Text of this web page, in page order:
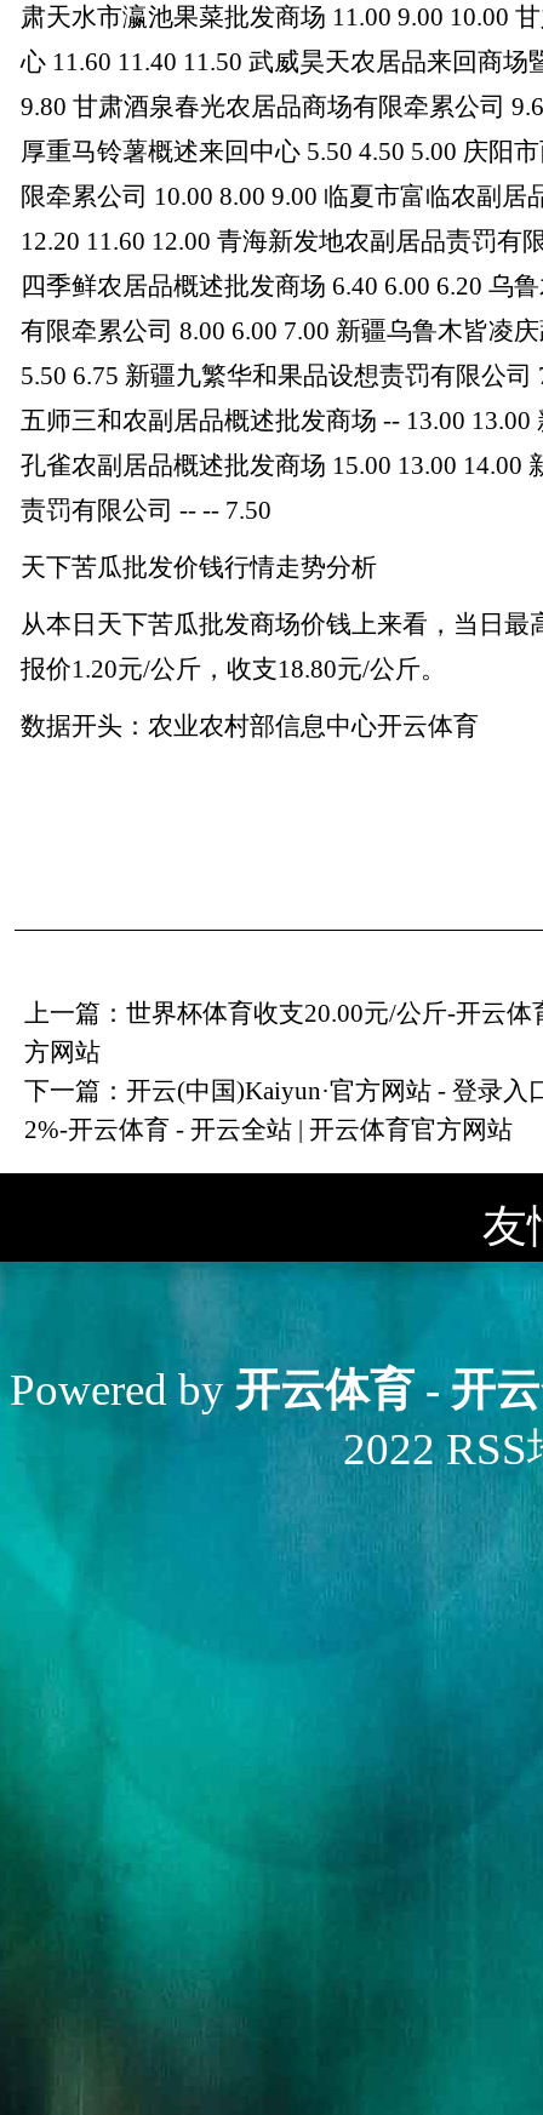
肃天水市瀛池果菜批发商场 11.00 9.00 10.00
心 11.60 11.40 11.50 武威昊天农居品来回商场
9.80 甘肃酒泉春光农居品商场有限牵累公司
厚重马铃薯概述来回中心 5.50 4.50 5.00 庆阳
限牵累公司 10.00 8.00 9.00 临夏市富临农副
12.20 11.60 12.00 青海新发地农副居品责罚有
四季鲜农居品概述批发商场 6.40 6.00 6.20 乌
有限牵累公司 8.00 6.00 7.00 新疆乌鲁木皆凌
5.50 6.75 新疆九繁华和果品设想责罚有限公司
五师三和农副居品概述批发商场 -- 13.00
孔雀农副居品概述批发商场 15.00 13.00 14.00
责罚有限公司 -- -- 7.50
天下苦瓜批发价钱行情走势分析
从本日天下苦瓜批发商场价钱上来看，当日最
报价1.20元/公斤，收支18.80元/公斤。
数据开头：农业农村部信息中心开云体育
上一篇： 世界杯体育收支20.00元/公斤-开云体
方网站
下一篇： 开云(中国)Kaiyun·官方网站 - 登录入
2%-开云体育 - 开云全站 | 开云体育官方网站
友
Powered by 开云体育 - 开
2022